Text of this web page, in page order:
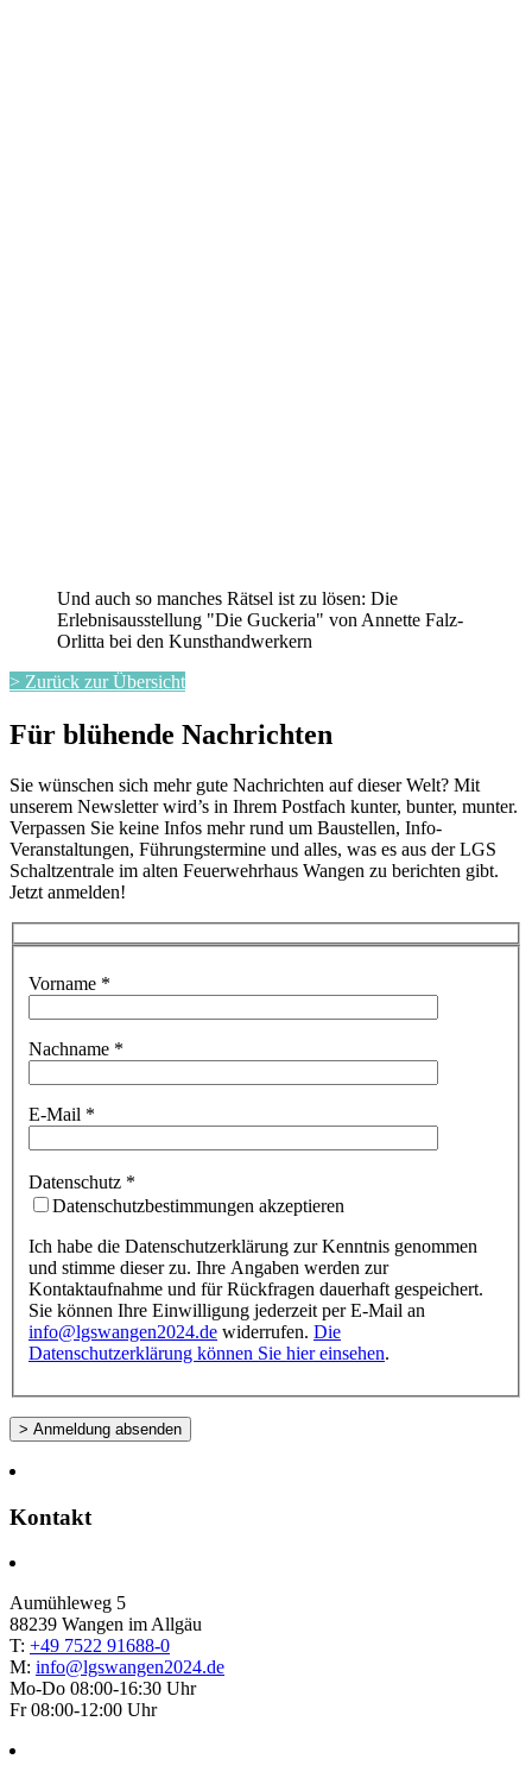
Und auch so manches Rätsel ist zu lösen: Die
Erlebnisausstellung "Die Guckeria" von Annette Falz-
Orlitta bei den Kunsthandwerkern
> Zurück zur Übersicht
Für blühende Nach­richten
Sie wünschen sich mehr gute Nachrichten auf dieser Welt? Mit
unserem Newsletter wird’s in Ihrem Postfach kunter, bunter, munter.
Verpassen Sie keine Infos mehr rund um Baustellen, Info-
Veranstaltungen, Führungstermine und alles, was es aus der LGS
Schaltzentrale im alten Feuerwehrhaus Wangen zu berichten gibt.
Jetzt anmelden!
Vorname *
Nachname *
E-Mail *
lasse
dieses
leer.
Datenschutz *
Datenschutzbestimmungen akzeptieren
Ich habe die Datenschutzerklärung zur Kenntnis genommen
und stimme dieser zu. Ihre Angaben werden zur
Kontaktaufnahme und für Rückfragen dauerhaft gespeichert.
Sie können Ihre Einwilligung jederzeit per E-Mail an
info@lgswangen2024.de widerrufen. Die
Datenschutzerklärung können Sie hier einsehen.
Kontakt
Aumühleweg 5
88239 Wangen im Allgäu
T: +49 7522 91688-0
M: info@lgswangen2024.de
Mo-Do 08:00-16:30 Uhr
Fr 08:00-12:00 Uhr